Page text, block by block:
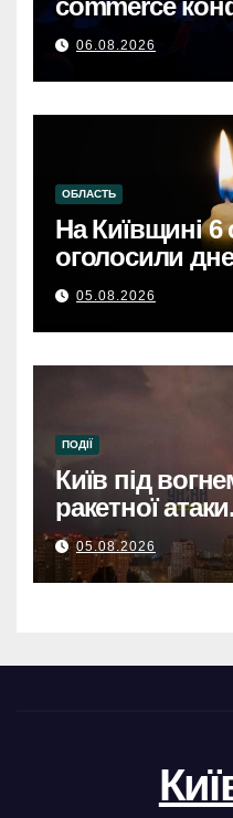
commerce
що формують
онлайн-
06.08.2026
ОБЛАСТЬ
На Київщині 6
оголосили
серпня – день
загиблими.
05.08.2026
ПОДІЇ
Київ під
ракетної атаки.
05.08.2026